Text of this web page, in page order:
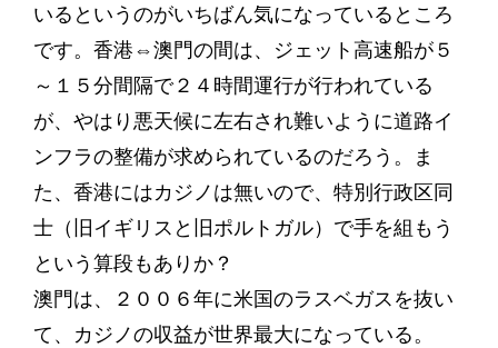
いるというのがいちばん気になっているところ
です。香港⇔澳門の間は、ジェット高速船が５
～１５分間隔で２４時間運行が行われている
が、やはり悪天候に左右され難いように道路イ
ンフラの整備が求められているのだろう。ま
た、香港にはカジノは無いので、特別行政区同
士（旧イギリスと旧ポルトガル）で手を組もう
という算段もありか？
澳門は、２００６年に米国のラスベガスを抜い
て、カジノの収益が世界最大になっている。